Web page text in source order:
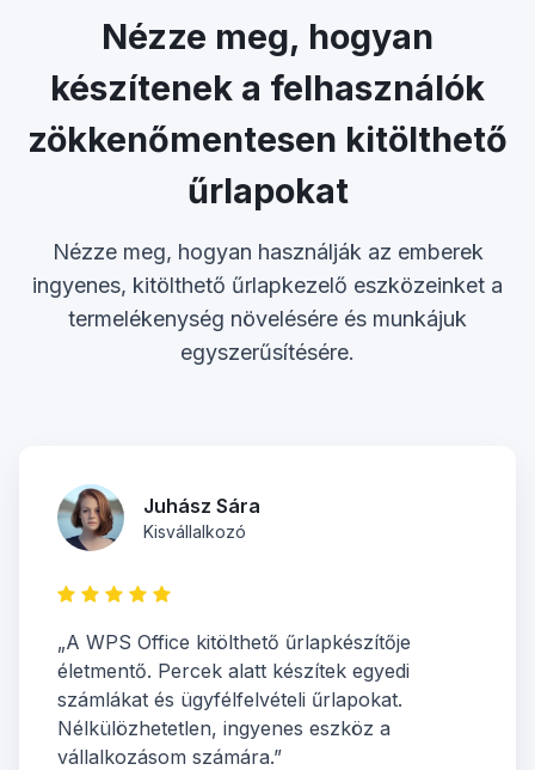
Nézze meg, hogyan
készítenek a felhasználók
zökkenőmentesen kitölthető
űrlapokat
Nézze meg, hogyan használják az emberek
ingyenes, kitölthető űrlapkezelő eszközeinket a
termelékenység növelésére és munkájuk
egyszerűsítésére.
Juhász Sára
Kisvállalkozó
„A WPS Office kitölthető űrlapkészítője
életmentő. Percek alatt készítek egyedi
számlákat és ügyfélfelvételi űrlapokat.
Nélkülözhetetlen, ingyenes eszköz a
vállalkozásom számára.”